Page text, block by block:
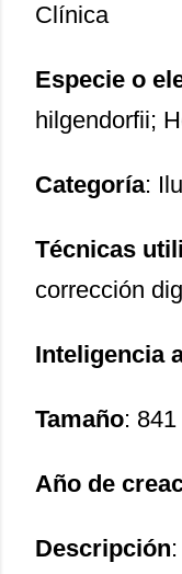
Clínica
Especie o
hilgendorfii;
Categoría:
Técnicas
corrección
Inteligencia
Tamaño:
Año de
Descripción